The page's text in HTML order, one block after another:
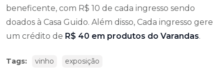
beneficente, com R$ 10 de cada ingresso sendo
doados à Casa Guido. Além disso, Cada ingresso gere
um crédito de R$ 40 em produtos do Varandas.
Tags: vinho exposição